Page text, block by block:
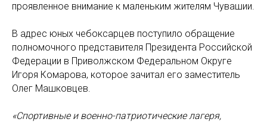
проявленное внимание к маленьким жителям Чувашии.
В адрес юных чебоксарцев поступило обращение
полномочного представителя Президента Российской
Федерации в Приволжском Федеральном Округе
Игоря Комарова, которое зачитал его заместитель
Олег Машковцев.
«Спортивные и военно-патриотические лагеря,